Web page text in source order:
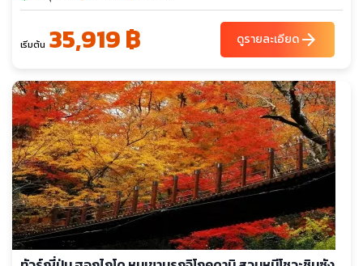
เริ่มต้น 35,919 ฿ ดูรายละเอียดarrow_forward